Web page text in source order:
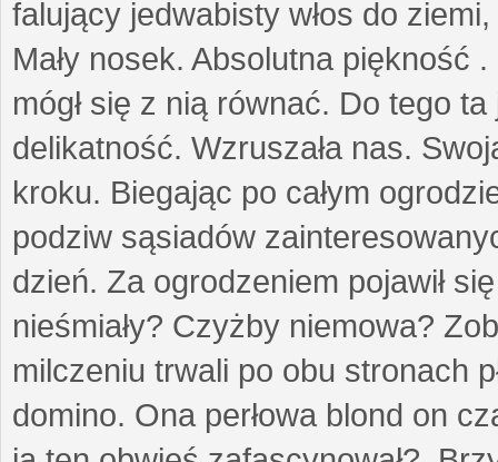
falujący jedwabisty włos do
Mały nosek. Absolutna piękność
mógł się z nią równać. Do tego
delikatność. Wzruszała nas.
kroku. Biegając po całym
podziw sąsiadów
dzień. Za ogrodzeniem pojawił
nieśmiały? Czyżby niemowa?
milczeniu trwali po obu stronach
domino. Ona perłowa blond on